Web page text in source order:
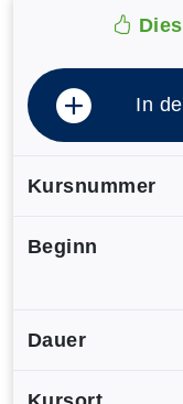
In
Kursnummer
Beginn
Dauer